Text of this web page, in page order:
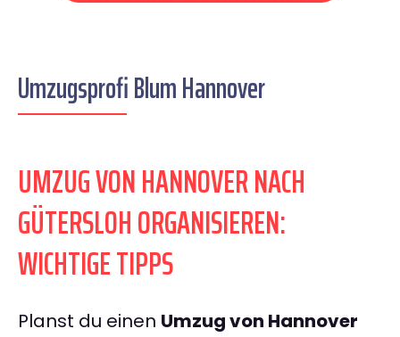
Umzugsprofi Blum Hannover
UMZUG VON HANNOVER NACH
GÜTERSLOH ORGANISIEREN:
WICHTIGE TIPPS
Planst du einen Umzug von Hannover